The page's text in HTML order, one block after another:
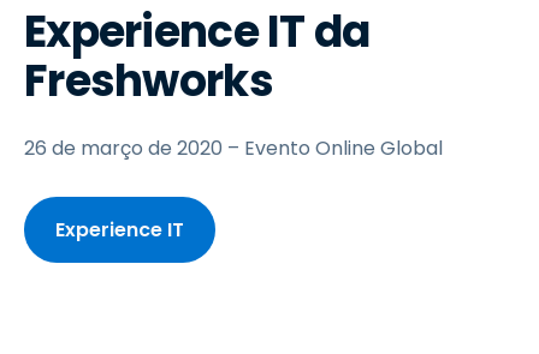
Experience IT da
Freshworks
26 de março de 2020 – Evento Online Global
Experience IT